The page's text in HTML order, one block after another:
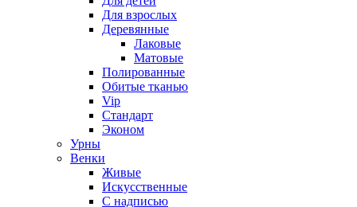
Для взрослых
Деревянные
Лаковые
Матовые
Полированные
Обитые тканью
Vip
Стандарт
Эконом
Урны
Венки
Живые
Искусственные
С надписью